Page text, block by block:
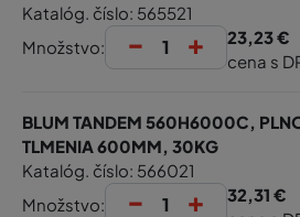
Katalóg. číslo: 565521
Množstvo:
- +
23,23 €
cena s
BLUM TANDEM 560H6000C,
TLMENIA 600MM, 30KG
Katalóg. číslo: 566021
Množstvo:
- +
32,31 €